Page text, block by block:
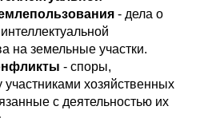
- дела о
на земельные участки.
- споры,
хозяйственных
с деятельностью их